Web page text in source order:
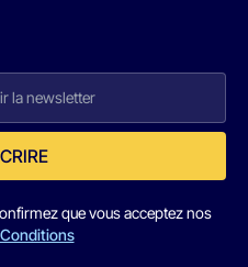
que vous acceptez nos